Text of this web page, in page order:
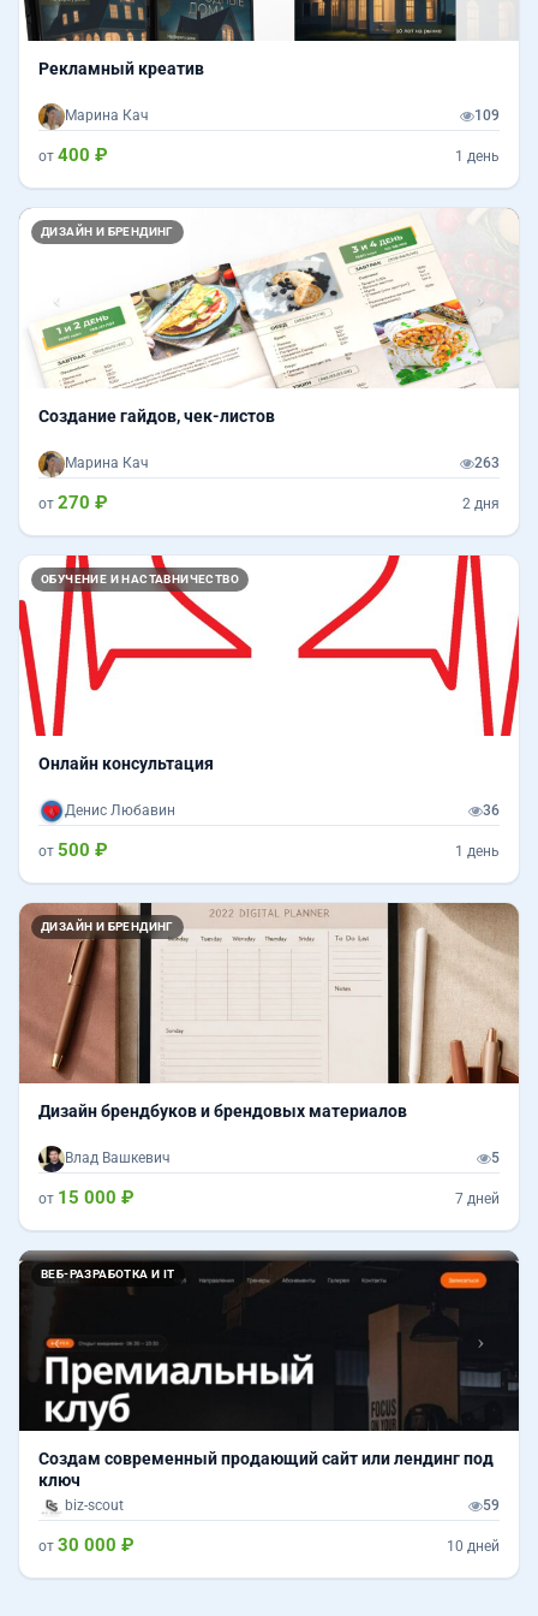
Рекламный креатив
Марина Кач 109
от 400 ₽ 1 день
ДИЗАЙН И БРЕНДИНГ
Назад
Создание гайдов, чек-листов
Марина Кач 263
от 270 ₽ 2 дня
ОБУЧЕНИЕ И НАСТАВНИЧЕСТВО
Онлайн консультация
Денис Любавин 36
от 500 ₽ 1 день
ДИЗАЙН И БРЕНДИНГ
Дизайн брендбуков и брендовых материалов
Влад Вашкевич 5
от 15 000 ₽ 7 дней
ВЕБ-РАЗРАБОТКА И IT
Назад
Создам современный продающий сайт или лендинг под
ключ
biz-scout 59
от 30 000 ₽ 10 дней